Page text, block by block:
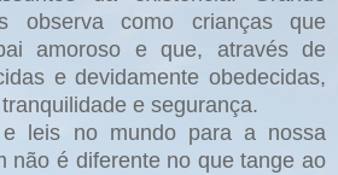
observa como crianças que
amoroso e que, através de
e devidamente obedecidas,
e segurança.
e leis no mundo para a nossa
não é diferente no que tange ao